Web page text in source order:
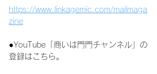
https://www.linkagemic.com/mailmaga
zine
●YouTube「商いは門門チャンネル」の
登録はこちら。